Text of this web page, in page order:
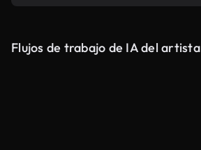
Flujos de trabajo de IA del artista